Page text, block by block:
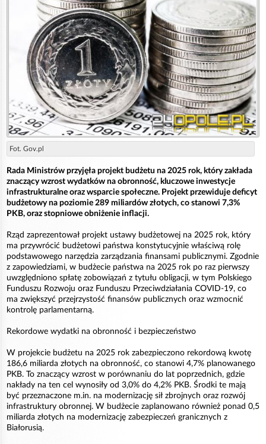
Fot. Gov.pl
Rada Ministrów przyjęła projekt budżetu na 2025 rok, który zakłada
znaczący wzrost wydatków na obronność, kluczowe inwestycje
infrastrukturalne oraz wsparcie społeczne. Projekt przewiduje deficyt
budżetowy na poziomie 289 miliardów złotych, co stanowi 7,3%
PKB, oraz stopniowe obniżenie inflacji.
Rząd zaprezentował projekt ustawy budżetowej na 2025 rok, który
ma przywrócić budżetowi państwa konstytucyjnie właściwą rolę
podstawowego narzędzia zarządzania finansami publicznymi. Zgodnie
z zapowiedziami, w budżecie państwa na 2025 rok po raz pierwszy
uwzględniono spłatę zobowiązań z tytułu obligacji, w tym Polskiego
Funduszu Rozwoju oraz Funduszu Przeciwdziałania COVID-19, co
ma zwiększyć przejrzystość finansów publicznych oraz wzmocnić
kontrolę parlamentarną.
Rekordowe wydatki na obronność i bezpieczeństwo
W projekcie budżetu na 2025 rok zabezpieczono rekordową kwotę
186,6 miliarda złotych na obronność, co stanowi 4,7% planowanego
PKB. To znaczący wzrost w porównaniu do lat poprzednich, gdzie
nakłady na ten cel wynosiły od 3,0% do 4,2% PKB. Środki te mają
być przeznaczone m.in. na modernizację sił zbrojnych oraz rozwój
infrastruktury obronnej. W budżecie zaplanowano również ponad 0,5
miliarda złotych na modernizację zabezpieczeń granicznych z
Białorusią.